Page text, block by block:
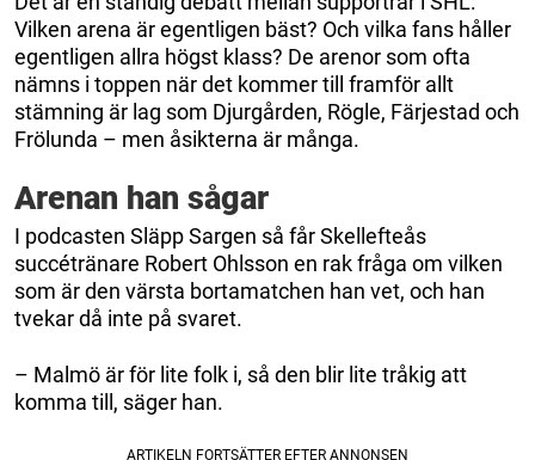
Vilken arena är egentligen bäst? Och vilka fans håller
egentligen allra högst klass? De arenor som ofta
nämns i toppen när det kommer till framför allt
stämning är lag som Djurgården, Rögle, Färjestad och
Frölunda – men åsikterna är många.
Arenan han sågar
I podcasten Släpp Sargen så får Skellefteås
succétränare Robert Ohlsson en rak fråga om vilken
som är den värsta bortamatchen han vet, och han
tvekar då inte på svaret.
– Malmö är för lite folk i, så den blir lite tråkig att
komma till, säger han.